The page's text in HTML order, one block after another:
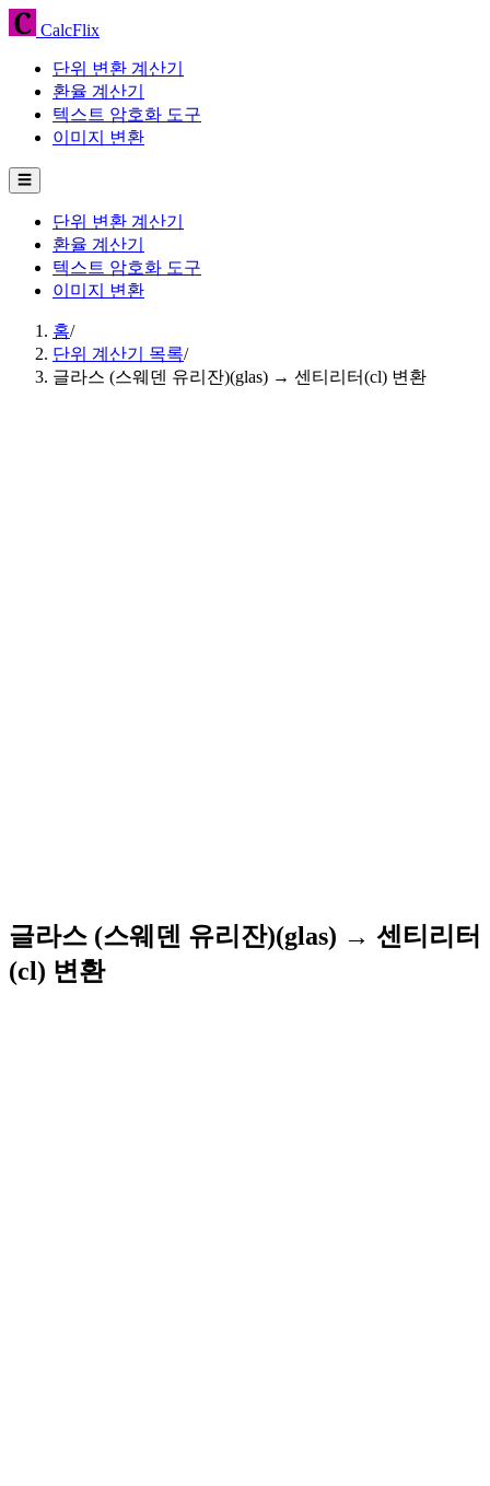
CalcFlix
단위 변환 계산기
환율 계산기
텍스트 암호화 도구
이미지 변환
☰
단위 변환 계산기
환율 계산기
텍스트 암호화 도구
이미지 변환
홈/
단위 계산기 목록/
글라스 (스웨덴 유리잔)(glas) → 센티리터(cl) 변환
글라스 (스웨덴 유리잔)(glas) → 센티리터
(cl) 변환